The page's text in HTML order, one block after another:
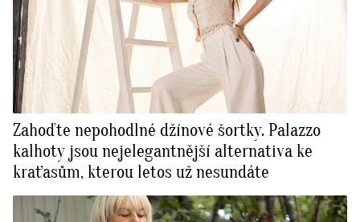
Zahoďte nepohodlné džínové šortky. Palazzo
kalhoty jsou nejelegantnější alternativa ke
kraťasům, kterou letos už nesundáte